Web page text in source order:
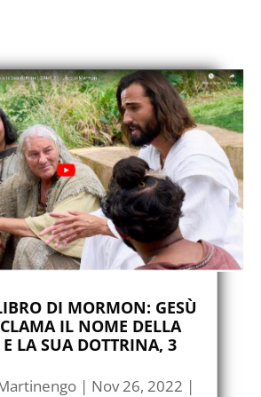
DI MORMON: GESÙ
IL NOME DELLA
LA SUA DOTTRINA, 3
| Nov 26, 2022 |